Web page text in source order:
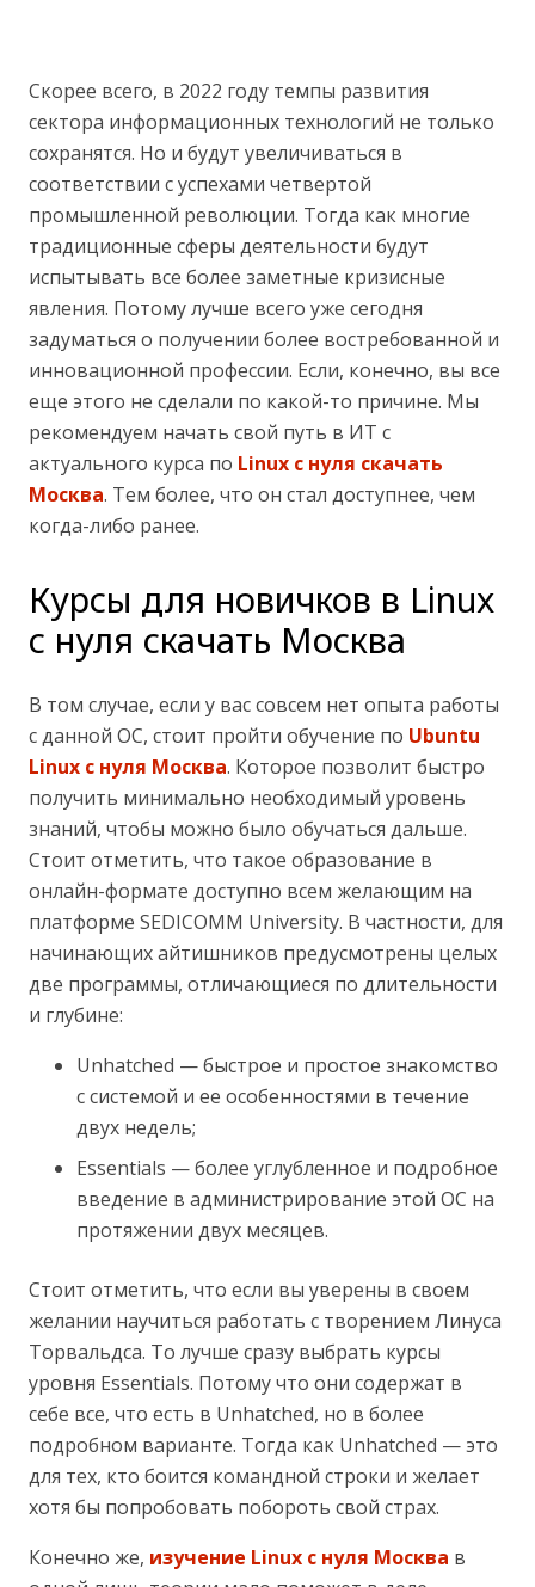
Скорее всего, в 2022 году темпы развития
сектора информационных технологий не только
сохранятся. Но и будут увеличиваться в
соответствии с успехами четвертой
промышленной революции. Тогда как многие
традиционные сферы деятельности будут
испытывать все более заметные кризисные
явления. Потому лучше всего уже сегодня
задуматься о получении более востребованной и
инновационной профессии. Если, конечно, вы все
еще этого не сделали по какой-то причине. Мы
рекомендуем начать свой путь в ИТ с
актуального курса по Linux с нуля скачать
Москва. Тем более, что он стал доступнее, чем
когда-либо ранее.
Курсы для новичков в Linux
с нуля скачать Москва
В том случае, если у вас совсем нет опыта работы
с данной ОС, стоит пройти обучение по Ubuntu
Linux с нуля Москва. Которое позволит быстро
получить минимально необходимый уровень
знаний, чтобы можно было обучаться дальше.
Стоит отметить, что такое образование в
онлайн-формате доступно всем желающим на
платформе SEDICOMM University. В частности, для
начинающих айтишников предусмотрены целых
две программы, отличающиеся по длительности
и глубине:
Unhatched — быстрое и простое знакомство
с системой и ее особенностями в течение
двух недель;
Essentials — более углубленное и подробное
введение в администрирование этой ОС на
протяжении двух месяцев.
Стоит отметить, что если вы уверены в своем
желании научиться работать с творением Линуса
Торвальдса. То лучше сразу выбрать курсы
уровня Essentials. Потому что они содержат в
себе все, что есть в Unhatched, но в более
подробном варианте. Тогда как Unhatched — это
для тех, кто боится командной строки и желает
хотя бы попробовать побороть свой страх.
Конечно же, изучение Linux с нуля Москва в